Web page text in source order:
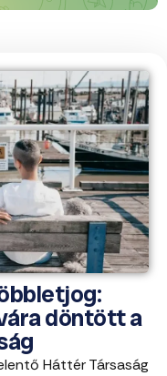
döntött a
Háttér Társaság